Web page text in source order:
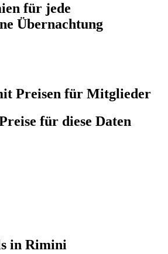
für jede
Übernachtung
Preisen für Mitglieder
für diese Daten
in Rimini